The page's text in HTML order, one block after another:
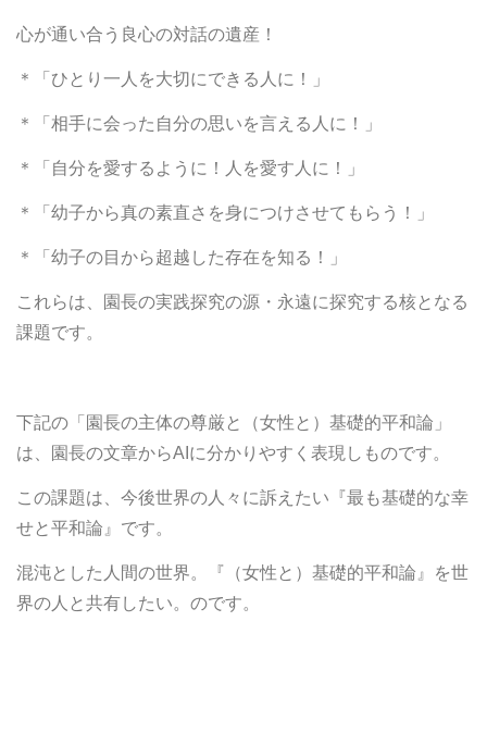
心が通い合う良心の対話の遺産！
＊「ひとり一人を大切にできる人に！」
＊「相手に会った自分の思いを言える人に！」
＊「自分を愛するように！人を愛す人に！」
＊「幼子から真の素直さを身につけさせてもらう！」
＊「幼子の目から超越した存在を知る！」
これらは、園長の実践探究の源・永遠に探究する核となる
課題です。
下記の「園長の主体の尊厳と（女性と）基礎的平和論」
は、園長の文章からAIに分かりやすく表現しものです。
この課題は、今後世界の人々に訴えたい『最も基礎的な幸
せと平和論』です。
混沌とした人間の世界。『（女性と）基礎的平和論』を世
界の人と共有したい。のです。